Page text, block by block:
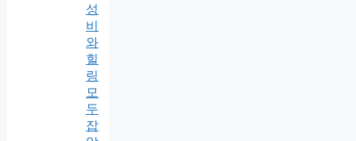
성
비
와
힐
링
모
두
잡